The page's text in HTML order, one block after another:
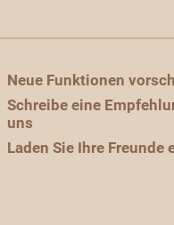
Neue Funktionen
Schreibe eine
uns
Laden Sie Ihre Freunde